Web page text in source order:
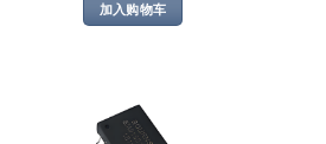
加入购物车